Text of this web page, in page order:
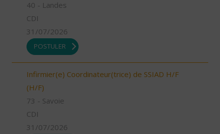
40 - Landes
CDI
31/07/2026
POSTULER
Infirmier(e) Coordinateur(trice) de SSIAD H/F
(H/F)
73 - Savoie
CDI
31/07/2026